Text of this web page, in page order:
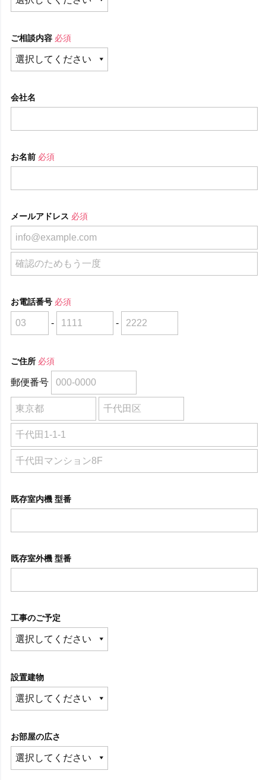
ご相談内容 必須
会社名
お名前 必須
メールアドレス 必須
お電話番号 必須
- -
ご住所 必須
郵便番号
既存室内機 型番
既存室外機 型番
工事のご予定
設置建物
お部屋の広さ